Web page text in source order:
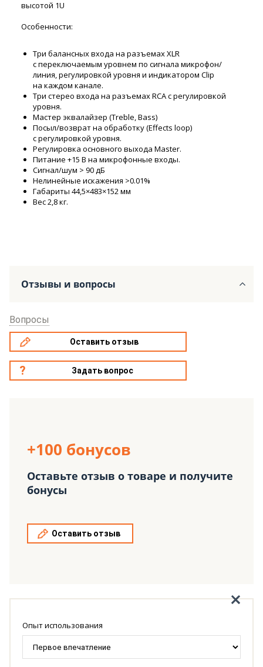
высотой 1U
Особенности:
Три балансных входа на разъемах XLR
с переключаемым уровнем по сигнала микрофон/
линия, регулировкой уровня и индикатором Clip
на каждом канале.
Три стерео входа на разъемах RCA с регулировкой
уровня.
Мастер эквалайзер (Treble, Bass)
Посыл/возврат на обработку (Effects loop)
с регулировкой уровня.
Регулировка основного выхода Master.
Питание +15 В на микрофонные входы.
Сигнал/шум > 90 дБ
Нелинейные искажения >0.01%
Габариты 44,5×483×152 мм
Вес 2,8 кг.
Отзывы и вопросы
Вопросы
Оставить отзыв
Задать вопрос
+100 бонусов
Оставьте отзыв о товаре и получите
бонусы
Оставить отзыв
Опыт использования